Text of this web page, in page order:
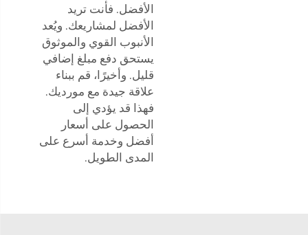
الأفضل. فأنت تريد
الأفضل لمشاريعك. ويُعد
الأنبوب القوي والموثوق
يستحق دفع مبلغ إضافي
قليل. وأخيرًا، قم ببناء
علاقة جيدة مع مورديك.
فهذا قد يؤدي إلى
الحصول على أسعار
أفضل وخدمة أسرع على
المدى الطويل.